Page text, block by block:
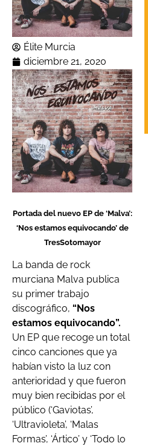
Élite Murcia
diciembre 21, 2020
Portada del nuevo EP de ‘Malva’:
‘Nos estamos equivocando’ de
TresSotomayor
La banda de rock
murciana Malva publica
su primer trabajo
discográfico, “Nos
estamos equivocando”.
Un EP que recoge un total
cinco canciones que ya
habían visto la luz con
anterioridad y que fueron
muy bien recibidas por el
público (‘Gaviotas’,
‘Ultravioleta’, ‘Malas
Formas’, ‘Ártico’ y ‘Todo lo